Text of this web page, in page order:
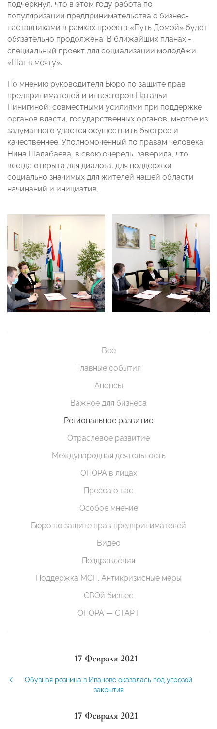
подчеркнул, что в этом году работа по
популяризации предпринимательства с бизнес-
наставниками в рамках проекта «Путь Домой» будет
обязательно продолжена. В ближайших планах -
специальный проект для социализации молодёжи
«Шаг в мечту».
По мнению руководителя Бюро по защите прав
предпринимателей и инвесторов Натальи
Пинигиной, совместными усилиями при поддержке
органов власти, государственных органов, многое из
задуманного удастся осуществить быстрее и
качественнее. Уполномоченный по правам человека
Нина Шалабаева, в свою очередь, заверила, что
всегда открыта для диалога, для поддержки
социально значимых для жителей нашей области
начинаний и инициатив.
Все
Главные события
Анонсы
Важное для бизнеса
Региональное развитие
Отраслевое развитие
Международная деятельность
ОПОРА в лицах
Пресса о нас
Особое мнение
Бюро по защите прав предпринимателей
Видео
Поздравления
Поддержка МСП. Антикризисные меры
СВОй бизнес
ОПОРА — СТАРТ
17 Февраля 2021
Обувная розница в Иванове оказалась под угрозой
закрытия
17 Февраля 2021